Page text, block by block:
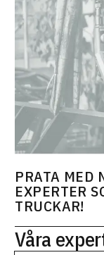
PRATA MED
EXPERTER
TRUCKAR!
Våra